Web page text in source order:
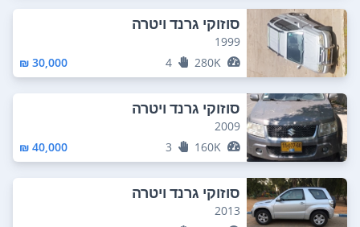
סוזוקי גרנד ויטרה
1999
280K
4
30,000 ₪
סוזוקי גרנד ויטרה
2009
160K
3
40,000 ₪
סוזוקי גרנד ויטרה
2013